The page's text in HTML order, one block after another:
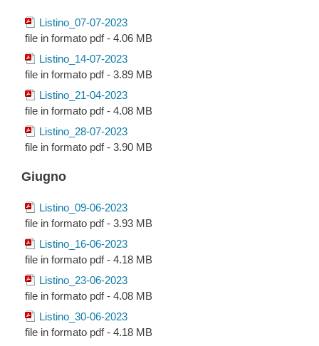
Listino_07-07-2023
file in formato pdf - 4.06 MB
Listino_14-07-2023
file in formato pdf - 3.89 MB
Listino_21-04-2023
file in formato pdf - 4.08 MB
Listino_28-07-2023
file in formato pdf - 3.90 MB
Giugno
Listino_09-06-2023
file in formato pdf - 3.93 MB
Listino_16-06-2023
file in formato pdf - 4.18 MB
Listino_23-06-2023
file in formato pdf - 4.08 MB
Listino_30-06-2023
file in formato pdf - 4.18 MB